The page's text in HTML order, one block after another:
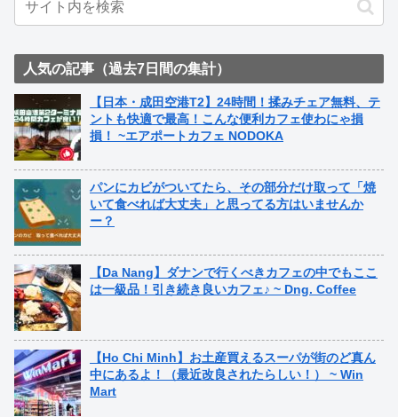
人気の記事（過去7日間の集計）
【日本・成田空港T2】24時間！揉みチェア無料、テ
ントも快適で最高！こんな便利カフェ使わにゃ損
損！ ~エアポートカフェ NODOKA
パンにカビがついてたら、その部分だけ取って「焼
いて食べれば大丈夫」と思ってる方はいませんか
ー？
【Da Nang】ダナンで行くべきカフェの中でもここ
は一級品！引き続き良いカフェ♪ ~ Dng. Coffee
【Ho Chi Minh】お土産買えるスーパが街のど真ん
中にあるよ！（最近改良されたらしい！） ~ Win
Mart